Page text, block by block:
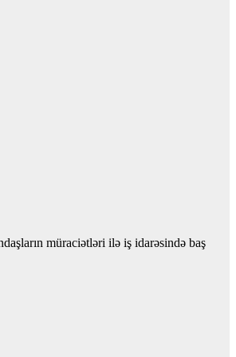
müraciətləri ilə iş idarəsində baş